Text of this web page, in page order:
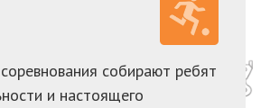
собирают ребят
и настоящего